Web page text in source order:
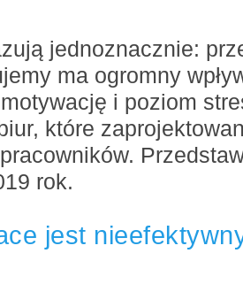
jednoznacznie:
ma ogromny
i poziom
które
rok.
jest